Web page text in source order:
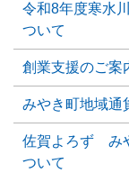
令和8年度寒水
ついて
創業支援のご案
みやき町地域通
佐賀よろず み
ついて